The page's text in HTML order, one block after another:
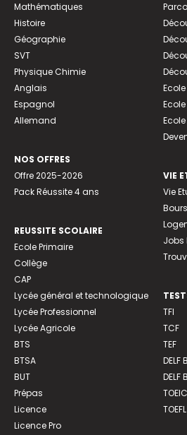
Mathématiques
Histoire
Géographie
SVT
Physique Chimie
Anglais
Espagnol
Allemand
NOS OFFRES
Offre 2025-2026
Pack Réussite 4 ans
REUSSITE SCOLAIRE
Ecole Primaire
Collège
CAP
Lycée général et technologique
Lycée Professionnel
Lycée Agricole
BTS
BTSA
BUT
Prépas
Licence
Licence Pro
VIE
Vie
Jobs
TFI
TCF
TEF
DELF
DELF
TOEIC
TOEFL